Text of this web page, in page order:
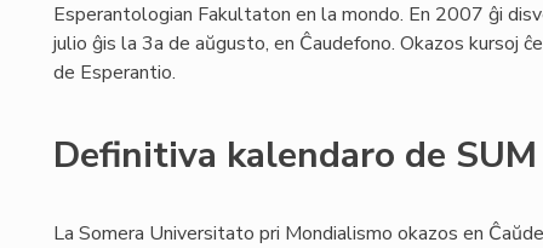
Esperantologian Fakultaton en la mondo. En 2007 ĝi
julio ĝis la 3a de aŭgusto, en Ĉaudefono. Okazos kursoj
de Esperantio.
Definitiva kalendaro de
La Somera Universitato pri Mondialismo okazos en